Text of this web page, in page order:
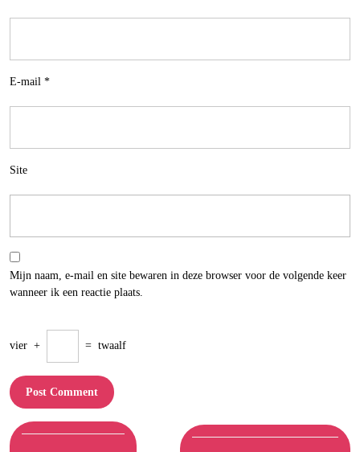
E-mail *
Site
Mijn naam, e-mail en site bewaren in deze browser voor de volgende keer
wanneer ik een reactie plaats.
vier + = twaalf
Berichtnavigatie